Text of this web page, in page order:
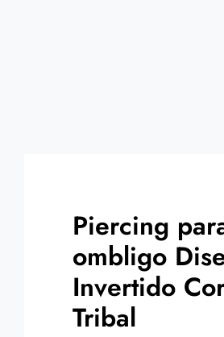
Piercing
ombligo
Invertido
Tribal